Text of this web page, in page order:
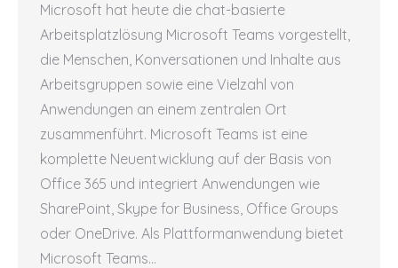
Microsoft hat heute die chat-basierte
Arbeitsplatzlösung Microsoft Teams vorgestellt,
die Menschen, Konversationen und Inhalte aus
Arbeitsgruppen sowie eine Vielzahl von
Anwendungen an einem zentralen Ort
zusammenführt. Microsoft Teams ist eine
komplette Neuentwicklung auf der Basis von
Office 365 und integriert Anwendungen wie
SharePoint, Skype for Business, Office Groups
oder OneDrive. Als Plattformanwendung bietet
Microsoft Teams…